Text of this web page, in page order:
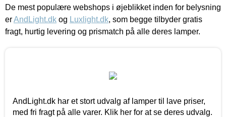
De mest populære webshops i øjeblikket inden for belysning
erAndLight.dk og Luxlight.dk, som begge tilbyder gratis
fragt, hurtig levering og prismatch på alle deres lamper.
AndLight.dk har et stort udvalg af lamper til lave priser,
med fri fragt på alle varer. Klik her for at se deres udvalg.